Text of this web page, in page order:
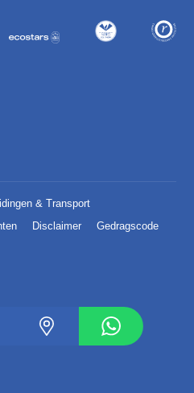
& Transport
Disclaimer
Gedragscode